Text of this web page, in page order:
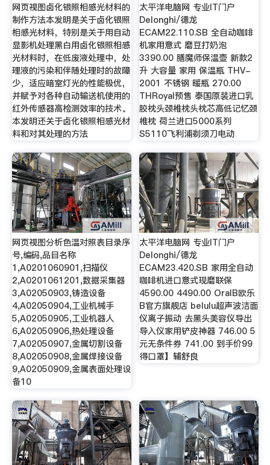
网页视图卤化银照相感光材料的
制作方法本发明是关于卤化银照
相感光材料，特别是关于用自动
显影机处理黑白用卤化银照相感
光材料时，在低废液处理中，处
理液的污染和伴随处理时的故障
少，适应暗室灯光的性能极优，
并赋予对各种自动输送机使用的
红外传感器高检测效率的技术。
本发明还关于卤化银照相感光材
料和对其处理的方法
太平洋电脑网 专业IT门户
Delonghi/德龙
ECAM22.110.SB 全自动咖啡
机家用意式 磨豆打奶泡
3390.00 膳魔师保温壶 新款2
升 大容量 家用 保温瓶 THV-
2001 不锈钢 暖瓶 270.00
THRoyal预售 泰国原装进口乳
胶枕头颈椎枕头枕芯高低记忆颈
椎枕 荷兰进口5000系列
S5110飞利浦剃须刀电动
网页视图分析色温对照表目录序
号,编码,品目名称
1,A0201060901,扫描仪
2,A0201061201,数据采集器
3,A02050903,铸造设备
4,A02050904,工业机械手
5,A02050905,工业机器人
6,A02050906,热处理设备
7,A02050907,金属切割设备
8,A02050908,金属焊接设备
9,A02050909,金属表面处理设
备10
太平洋电脑网 专业IT门户
Delonghi/德龙
ECAM23.420.SB 家用全自动
咖啡机进口意式现磨联保
4590.00 4490.00 OralB欧乐
B官方旗舰店 belulu超声波洁面
仪离子振动 去黑头美容仪导出
导入仪家用铲皮神器 746.00 5
元无条件券 741.00 到手价99
得口罩】辅舒良